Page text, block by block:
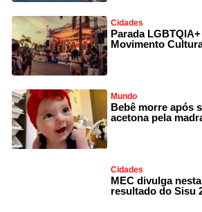
Cidades
Parada
Movimento
Mundo
Bebê morre após
acetona pela
Cidades
MEC divulga
resultado do Sisu